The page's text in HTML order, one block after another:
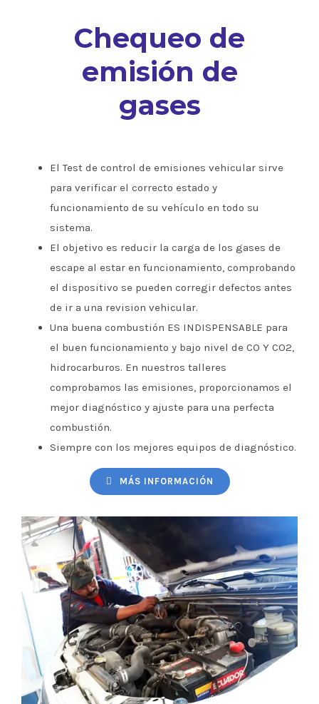
Chequeo de
emisión de
gases
El Test de control de emisiones vehicular sirve
para verificar el correcto estado y
funcionamiento de su vehículo en todo su
sistema.
El objetivo es reducir la carga de los gases de
escape al estar en funcionamiento, comprobando
el dispositivo se pueden corregir defectos antes
de ir a una revision vehicular.
Una buena combustión ES INDISPENSABLE para
el buen funcionamiento y bajo nivel de CO Y CO2,
hidrocarburos. En nuestros talleres
comprobamos las emisiones, proporcionamos el
mejor diagnóstico y ajuste para una perfecta
combustión.
Siempre con los mejores equipos de diagnóstico.
MÁS INFORMACIÓN